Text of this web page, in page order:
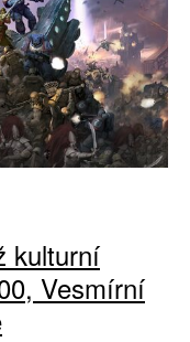
kulturní
Vesmírní